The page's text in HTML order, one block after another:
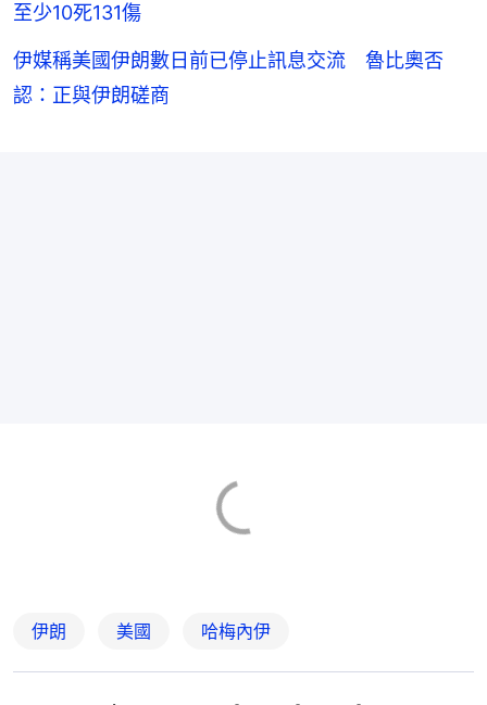
至少10死131傷
伊媒稱美國伊朗數日前已停止訊息交流 魯比奧否
認：正與伊朗磋商
伊朗 美國 哈梅內伊